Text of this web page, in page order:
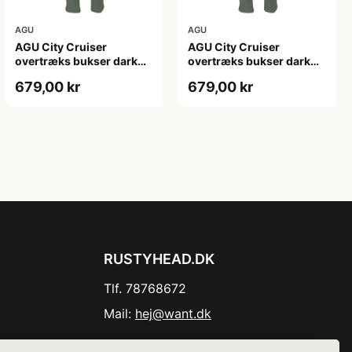
AGU
AGU City Cruiser
overtræks bukser dark
679,00 kr
AGU
AGU City Cruiser
overtræks bukser dark
679,00 kr
RUSTYHEAD.DK
Tlf. 78768672
Mail: hej@want.dk